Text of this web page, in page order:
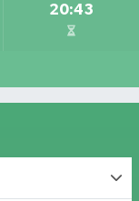
20:43